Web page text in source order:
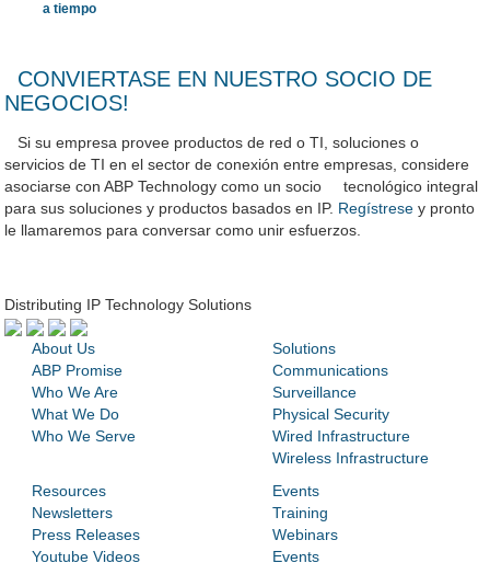
a tiempo
CONVIERTASE EN NUESTRO SOCIO DE
NEGOCIOS!
Si su empresa provee productos de red o TI, soluciones o
servicios de TI en el sector de conexión entre empresas, considere
asociarse con ABP Technology como un socio tecnológico integral
para sus soluciones y productos basados en IP. Regístresey pronto
le llamaremos para conversar como unir esfuerzos.
Distributing IP Technology Solutions
About Us
ABP Promise
Who We Are
What We Do
Who We Serve
Solutions
Communications
Surveillance
Physical Security
Wired Infrastructure
Wireless Infrastructure
Resources
Newsletters
Press Releases
Youtube Videos
Events
Training
Webinars
Events